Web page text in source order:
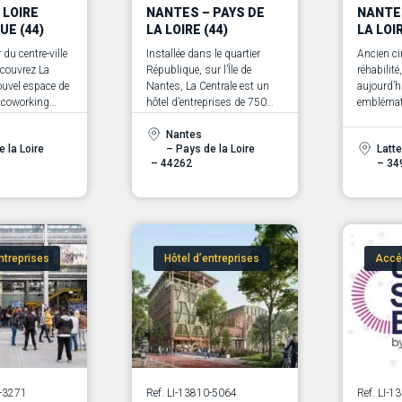
nos
vos
Nos experts sont là pour vous
accompagner.
(44)
centre-ville
La
espace de
des locaux
FAGUO et
ce lieu a
et
la mode
que les
et innovants
La
vocation
de travail
adaptés à
chaîne de
et du
en passant
la Loire
NANTES – PAYS DE
LA LOIRE (44)
Installée dans le quartier
République, sur l’Île de
Nantes, La Centrale est un
hôtel d’entreprises de 750
métiers de l’image : cinéma,
audiovisuel, animation, jeu
vidéo, arts visuels, médias et
Nantes
– Pays de la Loire
– 44262
LA
Ancien
Situé à la
de
m²
des
dans un
–
Hôtel d’entreprises
Ref. LI-13810-5064 Ref. LI-